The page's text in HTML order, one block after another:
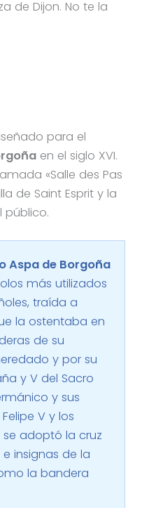
de Dijon. No te la
para el
en el siglo XVI.
«Salle des Pas
de Saint Esprit y la
público.
Aspa de Borgoña
más utilizados
traída a
la ostentaba en
de su
y por su
y V del Sacro
y sus
V y los
se adoptó la cruz
insignas de la
la bandera